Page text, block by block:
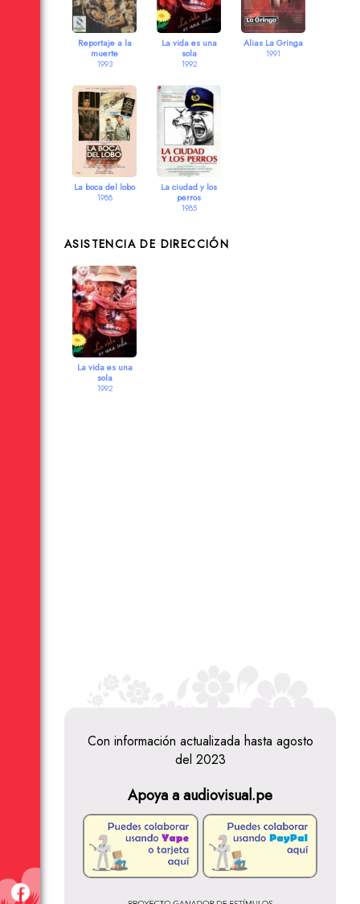
Reportaje a la
muerte
1993
La vida es una
sola
1992
Alias La Gringa
1991
La boca del lobo
1988
La ciudad y los
perros
1985
ASISTENCIA DE DIRECCIÓN
La vida es una
sola
1992
Con información actualizada hasta agosto
del 2023
Apoya a audiovisual.pe